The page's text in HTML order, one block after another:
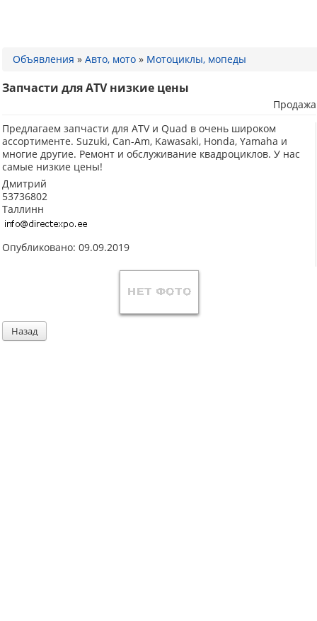
Объявления » Авто, мото » Мотоциклы, мопеды
Запчасти для ATV низкие цены
Продажа
Предлагаем запчасти для ATV и Quad в очень широком
ассортименте. Suzuki, Can-Am, Kawasaki, Honda, Yamaha и
многие другие. Ремонт и обслуживание квадроциклов. У нас
самые низкие цены!
Дмитрий
53736802
Таллинн
Опубликовано: 09.09.2019
Назад